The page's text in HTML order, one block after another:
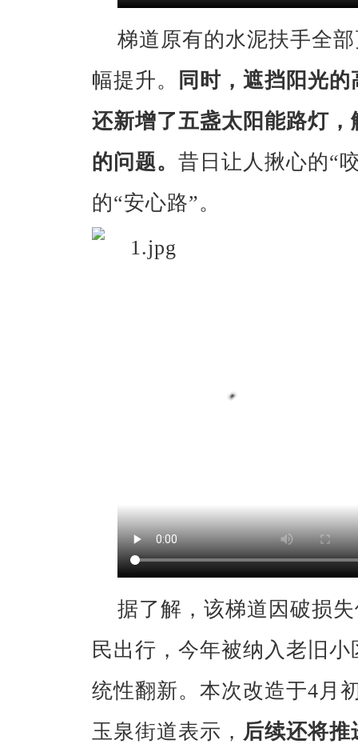
梯道原有的水泥扶手全
幅提升。
同时，遮挡阳光
还新增了五盏太阳能路灯
的问题。 昔日让人揪心的“
的“安心路”。
据了解，该梯道因破损
民出行，今年被纳入老旧
统性翻新。本次改造于4月
玉泉街道表示， 后续还将